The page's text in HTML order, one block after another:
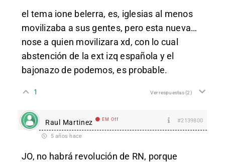
el tema ione belerra, es, iglesias al menos
movilizaba a sus gentes, pero esta nueva…
nose a quien movilizara xd, con lo cual
abstención de la ext izq española y el
bajonazo de podemos, es probable.
1 Ver respuestas(2)
Raul Martinez EM Off #2139800
5 años hace
JO, no habrá revolución de RN, porque